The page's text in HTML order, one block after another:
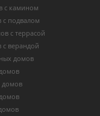
с камином
с подвалом
с террасой
верандой
домов
домов